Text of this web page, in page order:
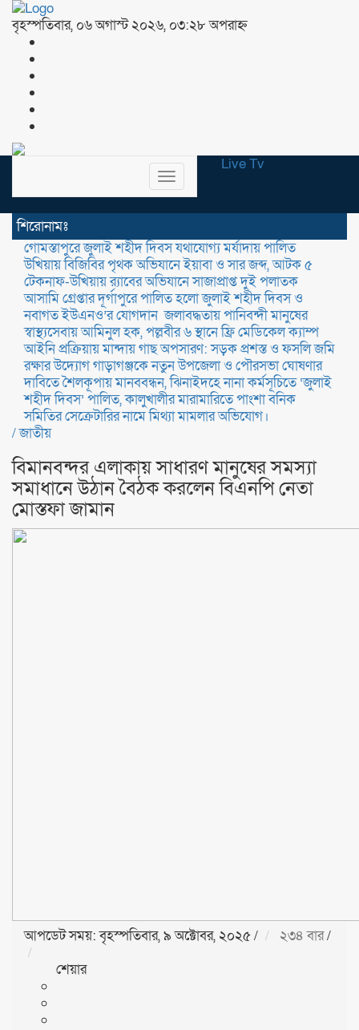
বৃহস্পতিবার, ০৬ অগাস্ট ২০২৬, ০৩:২৮ অপরাহ্ন
Toggle
navigation
Live Tv
শিরোনামঃ
গোমস্তাপুরে জুলাই শহীদ দিবস যথাযোগ্য মর্যাদায় পালিত
উখিয়ায় বিজিবির পৃথক অভিযানে ইয়াবা ও সার জব্দ, আটক ৫
টেকনাফ-উখিয়ায় র‌্যাবের অভিযানে সাজাপ্রাপ্ত দুই পলাতক
আসামি গ্রেপ্তার‎দূর্গাপুরে পালিত হলো জুলাই শহীদ দিবস ও
নবাগত ইউএনও’র যোগদান ‎ জলাবদ্ধতায় পানিবন্দী মানুষের
স্বাস্থ্যসেবায় আমিনুল হক, পল্লবীর ৬ স্থানে ফ্রি মেডিকেল ক্যাম্প
আইনি প্রক্রিয়ায় মান্দায় গাছ অপসারণ: সড়ক প্রশস্ত ও ফসলি জমি
রক্ষার উদ্যোগগাড়াগঞ্জকে নতুন উপজেলা ও পৌরসভা ঘোষণার
দাবিতে শৈলকূপায় মানববন্ধন,ঝিনাইদহে নানা কর্মসূচিতে ‘জুলাই
শহীদ দিবস’ পালিত,কালুখালীর মারামারিতে পাংশা বনিক
সমিতির সেক্রেটারির নামে মিথ্যা মামলার অভিযোগ।
/জাতীয়
বিমানবন্দর এলাকায় সাধারণ মানুষের সমস্যা
সমাধানে উঠান বৈঠক করলেন বিএনপি নেতা
মোস্তফা জামান
আপডেট সময়: বৃহস্পতিবার, ৯ অক্টোবর, ২০২৫/ ২৩৪ বার/
শেয়ার